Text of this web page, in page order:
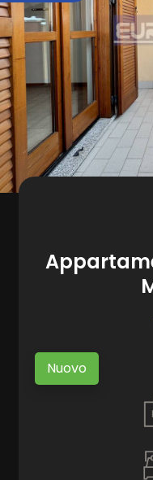
Nuovo
SERVIZI
LAVORA
CON
NOI
CONTATTI
Vendita
Scegli
dove
cercare
Provincia
multiscelta